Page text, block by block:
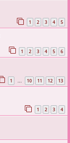
1 2 3 4 5
1 2 3 4 5 6
1 … 10 11 12 13
1 2 3 4